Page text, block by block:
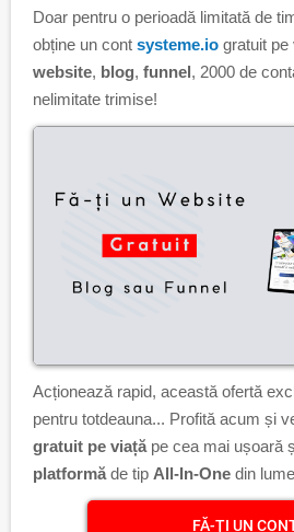
Doar pentru o perioadă limitată de
obține un cont systeme.io gratuit pe
website, blog, funnel, 2000 de
nelimitate trimise!
Acționează rapid, această ofertă
pentru totdeauna... Profită acum și
gratuit pe viață pe cea mai ușoară
platformă de tip All-In-One din
FĂ-ȚI UN